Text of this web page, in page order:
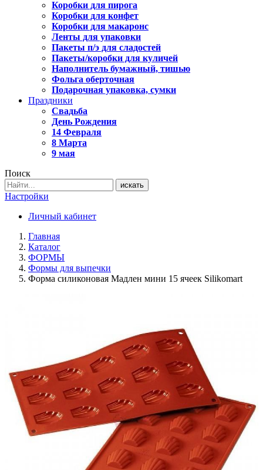
Коробки для пирога
Коробки для конфет
Коробки для макаронс
Ленты для упаковки
Пакеты п/э для сладостей
Пакеты/коробки для куличей
Наполнитель бумажный, тишью
Фольга оберточная
Подарочная упаковка, сумки
Праздники
Свадьба
День Рождения
14 Февраля
8 Марта
9 мая
Поиск
искать
Настройки
Личный кабинет
Главная
Каталог
ФОРМЫ
Формы для выпечки
Форма силиконовая Мадлен мини 15 ячеек Silikomart